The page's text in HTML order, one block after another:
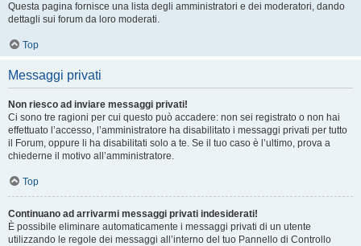
Questa pagina fornisce una lista degli amministratori e dei moderatori, dando
dettagli sui forum da loro moderati.
Top
Messaggi privati
Non riesco ad inviare messaggi privati!
Ci sono tre ragioni per cui questo può accadere: non sei registrato o non hai
effettuato l’accesso, l’amministratore ha disabilitato i messaggi privati per tutto
il Forum, oppure li ha disabilitati solo a te. Se il tuo caso è l’ultimo, prova a
chiederne il motivo all’amministratore.
Top
Continuano ad arrivarmi messaggi privati indesiderati!
È possibile eliminare automaticamente i messaggi privati ​​di un utente
utilizzando le regole dei messaggi all’interno del tuo Pannello di Controllo